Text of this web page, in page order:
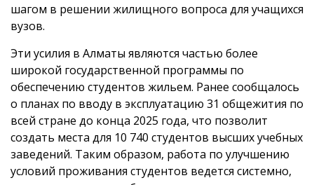
шагом в решении жилищного вопроса для учащихся
вузов.
Эти усилия в Алматы являются частью более
широкой государственной программы по
обеспечению студентов жильем. Ранее сообщалось
о планах по вводу в эксплуатацию 31 общежития по
всей стране до конца 2025 года, что позволит
создать места для 10 740 студентов высших учебных
заведений. Таким образом, работа по улучшению
условий проживания студентов ведется системно,